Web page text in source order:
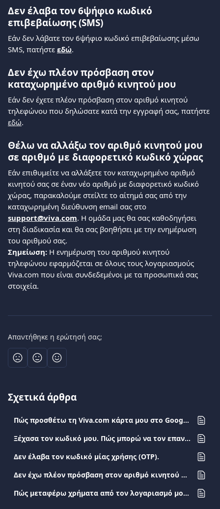
Δεν έλαβα τον 6ψήφιο κωδικό
επιβεβαίωσης (SMS)
Εάν δεν λάβατε τον 6ψήφιο κωδικό επιβεβαίωσης μέσω
SMS, πατήστε εδώ.
Δεν έχω πλέον πρόσβαση στον
καταχωρημένο αριθμό κινητού μου
Εάν δεν έχετε πλέον πρόσβαση στον αριθμό κινητού
τηλεφώνου που δηλώσατε κατά την εγγραφή σας, πατήστε
εδώ.
Θέλω να αλλάξω τον αριθμό κινητού μου
σε αριθμό με διαφορετικό κωδικό χώρας
Εάν επιθυμείτε να αλλάξετε τον καταχωρημένο αριθμό
κινητού σας σε έναν νέο αριθμό με διαφορετικό κωδικό
χώρας, παρακαλούμε στείλτε το αίτημά σας από την
καταχωρημένη διεύθυνση email σας στο
support@viva.com. Η ομάδα μας θα σας καθοδηγήσει
στη διαδικασία και θα σας βοηθήσει με την ενημέρωση
του αριθμού σας.
Σημείωση: Η ενημέρωση του αριθμού κινητού
τηλεφώνου εφαρμόζεται σε όλους τους λογαριασμούς
Viva.com που είναι συνδεδεμένοι με τα προσωπικά σας
στοιχεία.
Απαντήθηκε η ερώτησή σας;
Σχετικά άρθρα
Πώς προσθέτω τη Viva.com κάρτα μου στο Google Pay;
Ξέχασα τον κωδικό μου. Πώς μπορώ να τον επαναφέρω;
Δεν έλαβα τον κωδικό μίας χρήσης (OTP).
Δεν έχω πλέον πρόσβαση στον αριθμό κινητού τηλεφώνου εγγραφής. Μπορώ να τον αλλάξω;
Πώς μεταφέρω χρήματα από τον λογαριασμό μου μέσω του IRIS;